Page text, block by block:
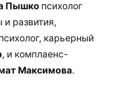
Пышко психолог
и развития,
карьерный
, и комплаенс-
Максимова.